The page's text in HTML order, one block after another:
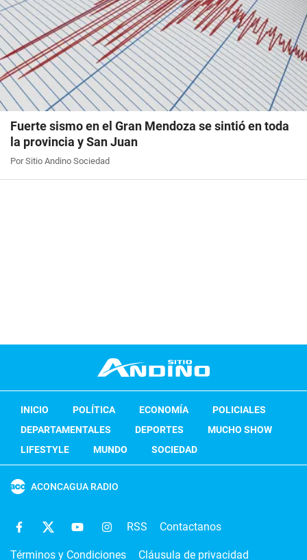
Fuerte sismo en el Gran Mendoza se sintió en toda
la provincia y San Juan
Por Sitio Andino Sociedad
INICIO POLÍTICA ECONOMÍA
POLICIALES
DEPARTAMENTALES
DEPORTES
MUCHO SHOW
LIFESTYLE
MUNDO SOCIEDAD
ACONCAGUA RADIO
RSS Contactanos
Términos y Condiciones Cláusula de privacidad